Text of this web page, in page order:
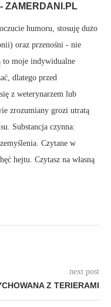
ZAMERDANI.PL
humoru, stosuję dużo
oraz przenośni - nie
to moje indywidualne
dlatego przed
z weterynarzem lub
zrozumiany grozi utratą
Substancja czynna:
Czytane w
hejtu. Czytasz na własną
next post
Z TERIERAMI